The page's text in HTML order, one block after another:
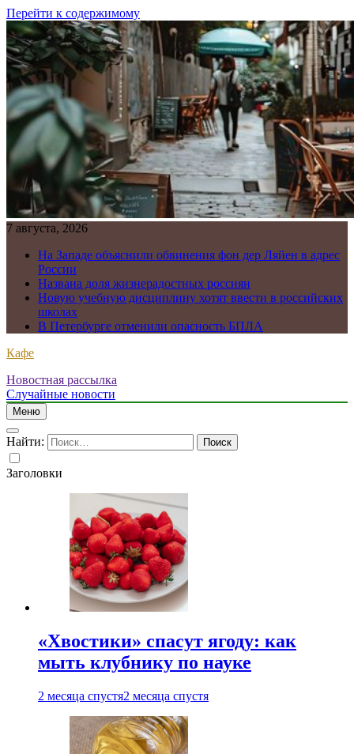
Перейти к содержимому
7 августа, 2026
На Западе объяснили обвинения фон дер Ляйен в адрес
России
Названа доля жизнерадостных россиян
Новую учебную дисциплину хотят ввести в российских
школах
В Петербурге отменили опасность БПЛА
Кафе
Новостная рассылка
Случайные новости
Меню
Найти:
Заголовки
«Хвостики» спасут ягоду: как
мыть клубнику по науке
2 месяца спустя2 месяца спустя